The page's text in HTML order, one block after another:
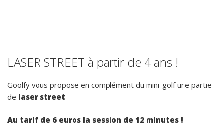
LASER STREET à partir de 4 ans !
Goolfy vous propose en complément du mini-golf une partie
de laser street
Au tarif de 6 euros la session de 12 minutes !